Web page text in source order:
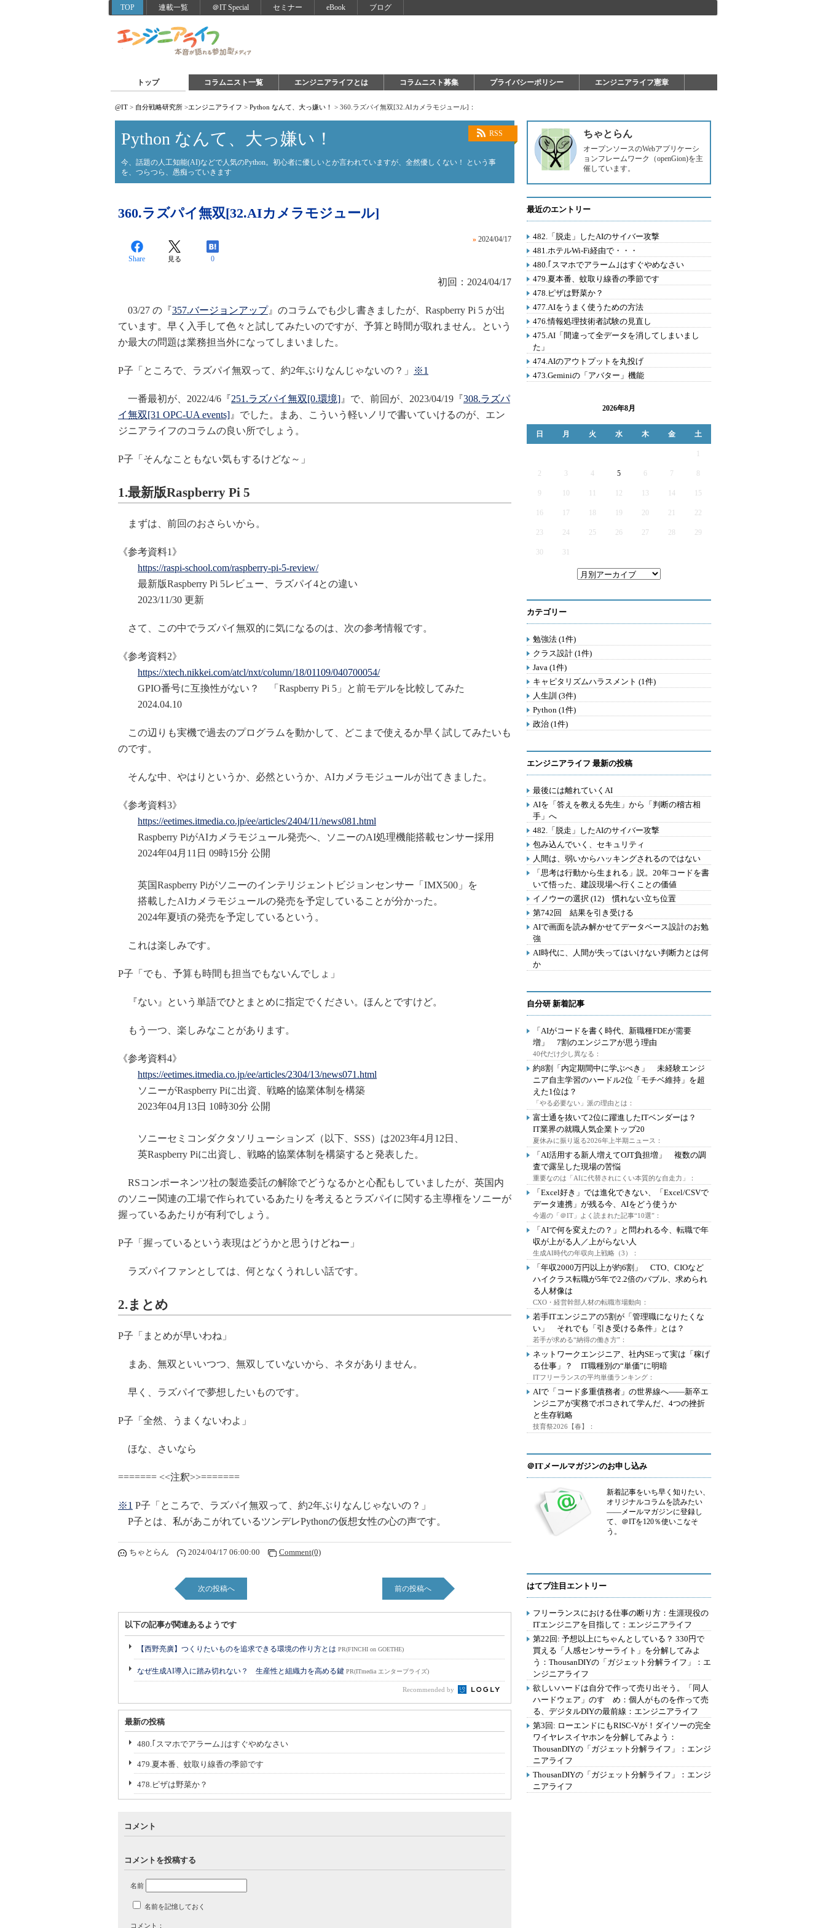
TOP 連載一覧 ＠IT Special セミナー eBook ブログ
トップ コラムニスト一覧 エンジニアライフとは コラムニスト募集 プライバシーポリシー エンジニアライフ憲章
@IT > 自分戦略研究所 >エンジニアライフ > Python なんて、大っ嫌い！ > 360.ラズパイ無双[32.AIカメラモジュール]：
RSS
Python なんて、大っ嫌い！
今、話題の人工知能(AI)などで人気のPython。初心者に優しいとか言われていますが、全然優しくない！ という事
を、つらつら、愚痴っていきます
360.ラズパイ無双[32.AIカメラモジュール]
» 2024/04/17
Share 見る 0
初回：2024/04/17
03/27 の『357.バージョンアップ』のコラムでも少し書きましたが、Raspberry Pi 5 が出
ています。早く入手して色々と試してみたいのですが、予算と時間が取れません。という
か最大の問題は業務担当外になってしまいました。
P子「ところで、ラズパイ無双って、約2年ぶりなんじゃないの？」 ※1
一番最初が、2022/4/6『251.ラズパイ無双[0.環境] 』で、前回が、2023/04/19『308.ラズパ
イ無双[31 OPC-UA events] 』でした。まあ、こういう軽いノリで書いていけるのが、エン
ジニアライフのコラムの良い所でしょう。
P子「そんなこともない気もするけどな～」
1.最新版Raspberry Pi 5
まずは、前回のおさらいから。
《参考資料1》
https://raspi-school.com/raspberry-pi-5-review/
最新版Raspberry Pi 5レビュー、ラズパイ4との違い
2023/11/30 更新
さて、この中でラズパイ無双的に気になるのは、次の参考情報です。
《参考資料2》
https://xtech.nikkei.com/atcl/nxt/column/18/01109/040700054/
GPIO番号に互換性がない？ 「Raspberry Pi 5」と前モデルを比較してみた
2024.04.10
この辺りも実機で過去のプログラムを動かして、どこまで使えるか早く試してみたいも
のです。
そんな中、やはりというか、必然というか、AIカメラモジュールが出てきました。
《参考資料3》
https://eetimes.itmedia.co.jp/ee/articles/2404/11/news081.html
Raspberry PiがAIカメラモジュール発売へ、ソニーのAI処理機能搭載センサー採用
2024年04月11日 09時15分 公開
英国Raspberry Piがソニーのインテリジェントビジョンセンサー「IMX500」を
搭載したAIカメラモジュールの発売を予定していることが分かった。
2024年夏頃の発売を予定しているという。
これは楽しみです。
P子「でも、予算も時間も担当でもないんでしょ」
『ない』という単語でひとまとめに指定でください。ほんとですけど。
もう一つ、楽しみなことがあります。
《参考資料4》
https://eetimes.itmedia.co.jp/ee/articles/2304/13/news071.html
ソニーがRaspberry Piに出資、戦略的協業体制を構築
2023年04月13日 10時30分 公開
ソニーセミコンダクタソリューションズ（以下、SSS）は2023年4月12日、
英Raspberry Piに出資し、戦略的協業体制を構築すると発表した。
RSコンポーネンツ社の製造委託の解除でどうなるかと心配もしていましたが、英国内
のソニー関連の工場で作られているあたりを考えるとラズパイに関する主導権をソニーが
握っているあたりが有利でしょう。
P子「握っているという表現はどうかと思うけどねー」
ラズパイファンとしては、何となくうれしい話です。
2.まとめ
P子「まとめが早いわね」
まあ、無双といいつつ、無双していないから、ネタがありません。
早く、ラズパイで夢想したいものです。
P子「全然、うまくないわよ」
ほな、さいなら
======= <<注釈>>=======
※1 P子「ところで、ラズパイ無双って、約2年ぶりなんじゃないの？」
P子とは、私があこがれているツンデレPythonの仮想女性の心の声です。
ちゃとらん 2024/04/17 06:00:00 Comment(0)
次の投稿へ 前の投稿へ
以下の記事が関連あるようです
【西野亮廣】つくりたいものを追求できる環境の作り方とは PR(FINCHI on GOETHE)
なぜ生成AI導入に踏み切れない？ 生産性と組織力を高める鍵 PR(ITmedia エンタープライズ)
Recommended by
最新の投稿
480.｢スマホでアラーム｣はすぐやめなさい
479.夏本番、蚊取り線香の季節です
478.ピザは野菜か？
コメント
コメントを投稿する
名前
名前を記憶しておく
コメント：
ちゃとらん
オープンソースのWebアプリケーシ
ョンフレームワーク（openGion)を主
催しています。
最近のエントリー
482.「脱走」したAIのサイバー攻撃
481.ホテルWi-Fi経由で・・・
480.｢スマホでアラーム｣はすぐやめなさい
479.夏本番、蚊取り線香の季節です
478.ピザは野菜か？
477.AIをうまく使うための方法
476.情報処理技術者試験の見直し
475.AI「間違って全データを消してしまいまし
た」
474.AIのアウトプットを丸投げ
473.Geminiの「アバター」機能
2026年8月
日 月 火 水 木 金 土
2 3 4 5 6 7
9 12 13 14 15
16 17 19 20 21 22
23 24 25 26 27 28 29
30 31
カテゴリー
勉強法 (1件)
クラス設計 (1件)
Java (1件)
キャピタリズムハラスメント (1件)
人生訓 (3件)
Python (1件)
政治 (1件)
エンジニアライフ 最新の投稿
最後には離れていくAI
AIを「答えを教える先生」から「判断の稽古相
手」へ
482.「脱走」したAIのサイバー攻撃
包み込んでいく、セキュリティ
人間は、弱いからハッキングされるのではない
「思考は行動から生まれる」説。20年コードを書
いて悟った、建設現場へ行くことの価値
イノウーの選択 (12) 慣れない立ち位置
第742回 結果を引き受ける
AIで画面を読み解かせてデータベース設計のお勉
強
AI時代に、人間が失ってはいけない判断力とは何
か
自分研 新着記事
「AIがコードを書く時代、新職種FDEが需要
増」 7割のエンジニアが思う理由
40代だけ少し異なる：
約8割「内定期間中に学ぶべき」 未経験エンジ
ニア自主学習のハードル2位「モチベ維持」を超
えた1位は？
「やる必要ない」派の理由とは：
富士通を抜いて2位に躍進したITベンダーは？
IT業界の就職人気企業トップ20
夏休みに振り返る2026年上半期ニュース：
「AI活用する新人増えてOJT負担増」 複数の調
査で露呈した現場の苦悩
重要なのは「AIに代替されにくい本質的な自走力」：
「Excel好き」では進化できない、「Excel/CSVで
データ連携」が残る今、AIをどう使うか
今週の「＠IT」よく読まれた記事“10選”：
「AIで何を変えたの？」と問われる今、転職で年
収が上がる人／上がらない人
生成AI時代の年収向上戦略（3）：
「年収2000万円以上が約6割」 CTO、CIOなど
ハイクラス転職が5年で2.2倍のバブル、求められ
る人材像は
CXO・経営幹部人材の転職市場動向：
若手ITエンジニアの5割が「管理職になりたくな
い」 それでも「引き受ける条件」とは？
若手が求める“納得の働き方”：
ネットワークエンジニア、社内SEって実は「稼げ
る仕事」？ IT職種別の“単価”に明暗
ITフリーランスの平均単価ランキング：
AIで「コード多重債務者」の世界線へ――新卒エ
ンジニアが実務でボコされて学んだ、4つの挫折
と生存戦略
技育祭2026【春】：
＠ITメールマガジンのお申し込み
新着記事をいち早く知りたい、
オリジナルコラムを読みたい
――メールマガジンに登録し
て、＠ITを120％使いこなそ
う。
はてブ注目エントリー
フリーランスにおける仕事の断り方：生涯現役の
ITエンジニアを目指して：エンジニアライフ
第22回: 予想以上にちゃんとしている？ 330円で
買える「人感センサーライト」を分解してみよ
う：ThousanDIYの「ガジェット分解ライフ」：エ
ンジニアライフ
欲しいハードは自分で作って売り出そう。「同人
ハードウェア」のすゝめ：個人がものを作って売
る、デジタルDIYの最前線：エンジニアライフ
第3回: ローエンドにもRISC-Vが！ダイソーの完全
ワイヤレスイヤホンを分解してみよう：
ThousanDIYの「ガジェット分解ライフ」：エンジ
ニアライフ
ThousanDIYの「ガジェット分解ライフ」：エンジ
ニアライフ